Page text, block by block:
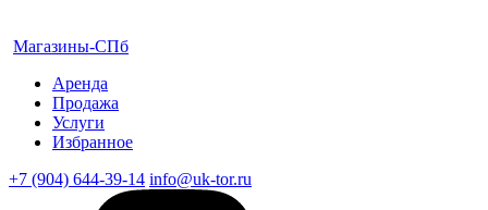
Магазины-СПб
Аренда
Продажа
Услуги
Избранное
+7 (904) 644-39-14 info@uk-tor.ru